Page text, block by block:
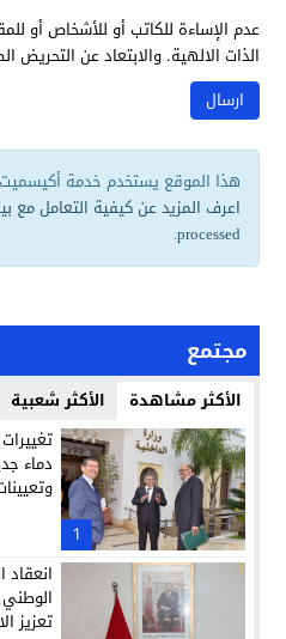
عدم الإساءة للكاتب أو للأشخاص أو
الذات الالهية. والابتعاد عن التحريض
هذا الموقع يستخدم خدمة أكيسميت
اعرف المزيد عن كيفية التعامل مع
processed
.
مجتمع
الأكثر مشاهدة الأكثر شعبية
1
دماء
تعزيز